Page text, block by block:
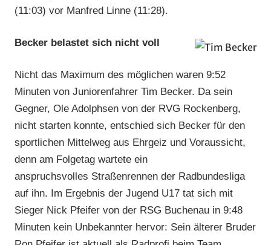
(11:03) vor Manfred Linne (11:28).
Becker belastet sich nicht voll
Nicht das Maximum des möglichen waren 9:52
Minuten von Juniorenfahrer Tim Becker. Da sein
Gegner, Ole Adolphsen von der RVG Rockenberg,
nicht starten konnte, entschied sich Becker für den
sportlichen Mittelweg aus Ehrgeiz und Voraussicht,
denn am Folgetag wartete ein
anspruchsvolles Straßenrennen der Radbundesliga
auf ihn. Im Ergebnis der Jugend U17 tat sich mit
Sieger Nick Pfeifer von der RSG Buchenau in 9:48
Minuten kein Unbekannter hervor: Sein älterer Bruder